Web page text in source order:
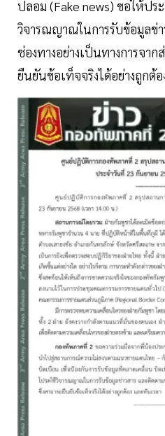
ปลอม (Fake news) ขอให้ปร
วิจารณญาณในการรับข้อมูลข่
ช่องทางอย่างเป็นทางการจาก
ยืนยันข้อเท็จจริงได้อย่างถูกต้